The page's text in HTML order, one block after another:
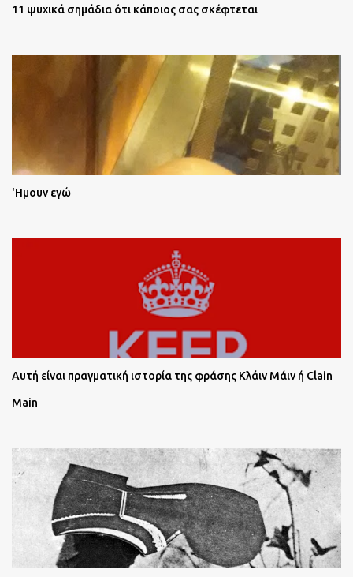
11 ψυχικά σημάδια ότι κάποιος σας σκέφτεται
'Ημουν εγώ
Αυτή είναι πραγματική ιστορία της φράσης Κλάιν Μάιν ή Clain
Main